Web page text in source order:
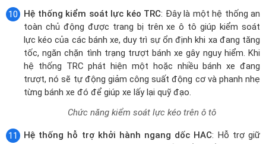
Hệ thống hỗ trợ khởi hành ngang dốc HAC: Hỗ trợ giữ
phanh giúp xe không bị trôi ngược trở xuống dốc khi người
lái nhả chân phanh chuyển sang đạp chân ga và khởi hành.
Tính năng hỗ trợ khởi hành ngang dốc
Có thể thấy, Toyota Corolla Altis 1.8HEV với những cải tiến và
nâng cấp tuyệt vời đã tạo nên sự khác biệt so với nhiều đối thủ
cần được tư vấn về giá ô tô Toyota Corolla Altis 1.8HEV hoặc